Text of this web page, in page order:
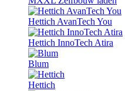
Hettich AvanTech You
Hettich InnoTech Atira
Blum
Hettich